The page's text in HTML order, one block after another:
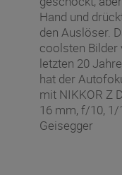
Hand und
den Auslöser.
coolsten Bilder
letzten 20
hat der
mit NIKKOR Z
16 mm, f/10,
Geisegger